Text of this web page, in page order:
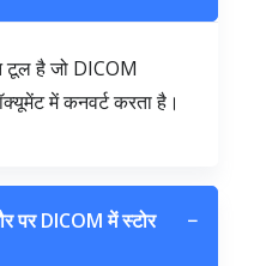
है जो DICOM
में कनवर्ट करता है।
पर DICOM में स्टोर
−